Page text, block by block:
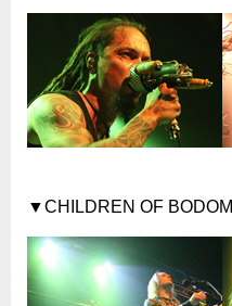
▼CHILDREN OF BODOM